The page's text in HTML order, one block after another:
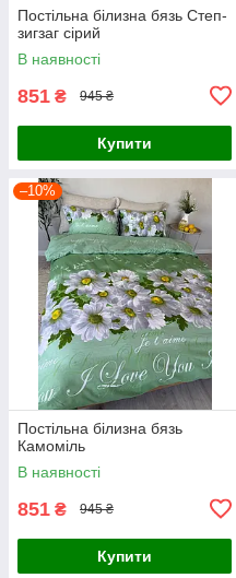
Постільна білизна бязь Степ-
зигзаг сірий
В наявності
851 ₴ 945 ₴
Купити
–10%
Постільна білизна бязь
Камоміль
В наявності
851 ₴ 945 ₴
Купити